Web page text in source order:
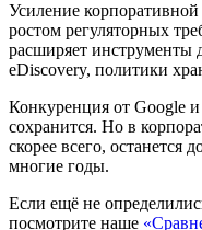
Усиление
ростом регуляторных
расширяет инструменты
eDiscovery, политики
Конкуренция от Google
сохранится. Но в
скорее всего,
многие годы.
Если ещё не
посмотрите наше